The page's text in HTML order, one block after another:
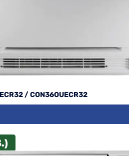
/ CON36OUECR32